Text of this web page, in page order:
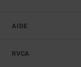
AIDE
RVCA